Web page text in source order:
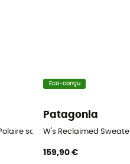
sans manches femme
Eco-conçu
Patagonia
W's Reclaimed
159,90 €